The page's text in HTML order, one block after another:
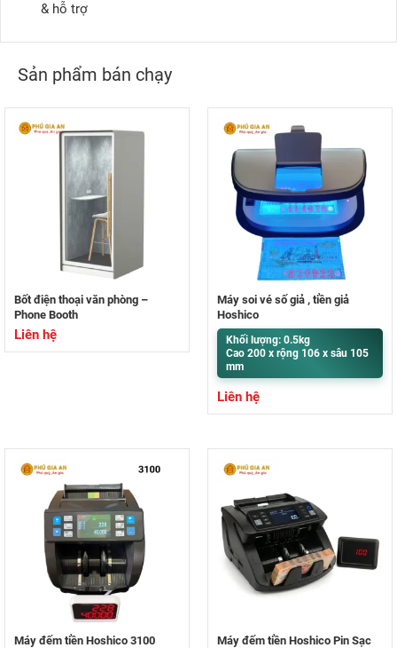
& hỗ trợ
Sản phẩm bán chạy
Bốt điện thoại văn phòng –
Phone Booth
Liên hệ
Máy soi vé số giả , tiền giả
Hoshico
Khối lượng: 0.5kg
Cao 200 x rộng 106 x sâu 105
mm
Liên hệ
Máy đếm tiền Hoshico 3100 Máy đếm tiền Hoshico Pin Sạc